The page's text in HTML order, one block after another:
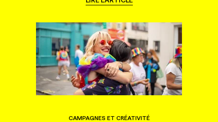
CAMPAGNES ET CRÉATIVITÉ